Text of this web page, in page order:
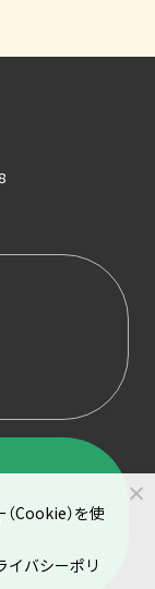
Cookie）を使
イバシーポリ